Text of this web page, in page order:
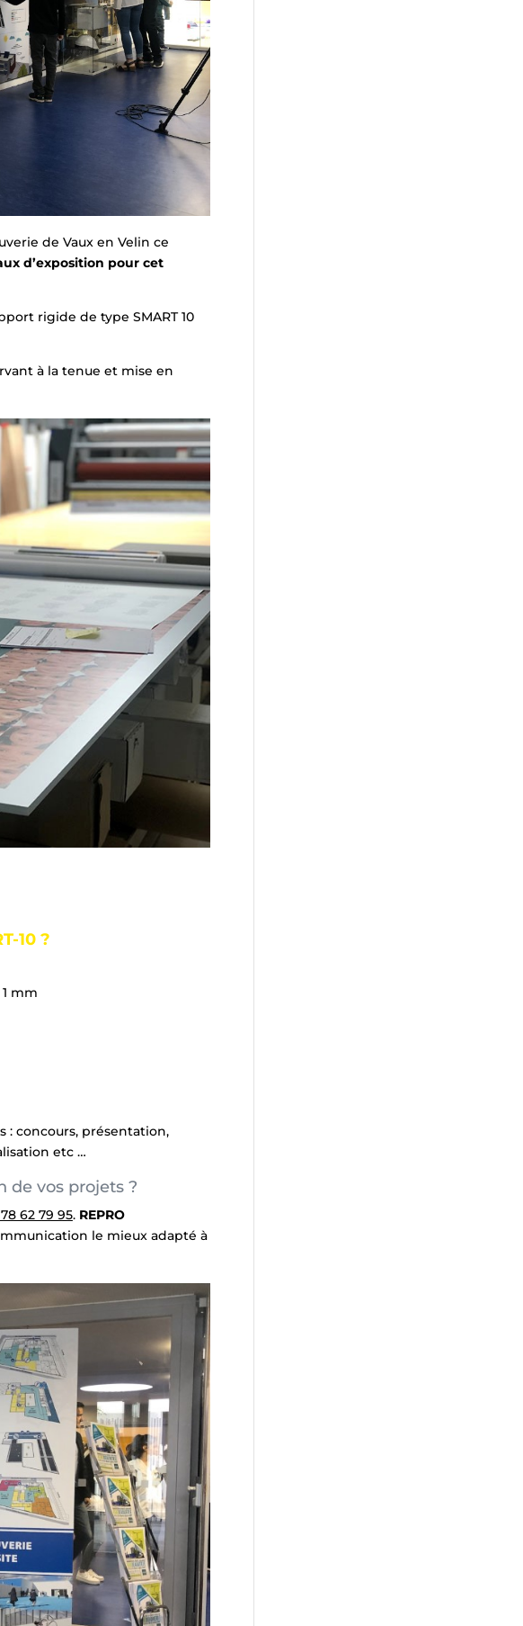
de Vaux en Velin ce
d’exposition pour cet
rigide de type SMART 10
à la tenue et mise en
10 ?
mm
: concours, présentation,
etc …
de vos projets ?
62 79 95. REPRO
le mieux adapté à